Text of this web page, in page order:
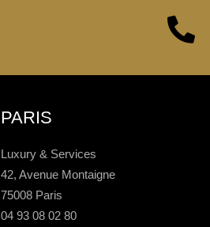
PARIS
Luxury & Services
42, Avenue Montaigne
75008 Paris
04 93 08 02 80